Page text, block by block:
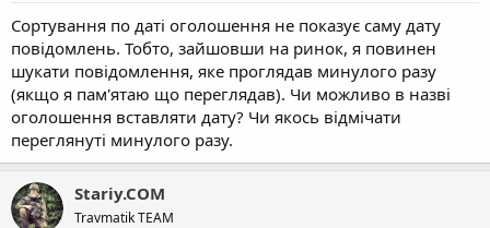
Сортування по даті оголошення не показує саму дату
повідомлень. Тобто, зайшовши на ринок, я повинен
шукати повідомлення, яке проглядав минулого разу
(якщо я пам'ятаю що переглядав). Чи можливо в назві
оголошення вставляти дату? Чи якось відмічати
переглянуті минулого разу.
Stariy.COM
Travmatik TEAM